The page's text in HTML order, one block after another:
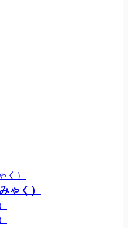
く）
ゃく）